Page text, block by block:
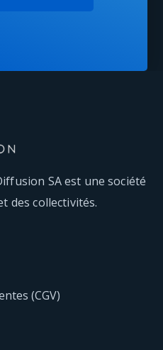
SA est une société
des collectivités.
(CGV)